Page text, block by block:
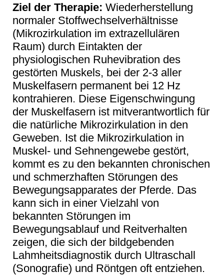
Ziel der Therapie: Wiederherstellung
normaler Stoffwechselverhältnisse
(Mikrozirkulation im extrazellulären
Raum) durch Eintakten der
physiologischen Ruhevibration des
gestörten Muskels, bei der 2-3 aller
Muskelfasern permanent bei 12 Hz
kontrahieren. Diese Eigenschwingung
der Muskelfasern ist mitverantwortlich für
die natürliche Mikrozirkulation in den
Geweben. Ist die Mikrozirkulation in
Muskel- und Sehnengewebe gestört,
kommt es zu den bekannten chronischen
und schmerzhaften Störungen des
Bewegungsapparates der Pferde. Das
kann sich in einer Vielzahl von
bekannten Störungen im
Bewegungsablauf und Reitverhalten
zeigen, die sich der bildgebenden
Lahmheitsdiagnostik durch Ultraschall
(Sonografie) und Röntgen oft entziehen.